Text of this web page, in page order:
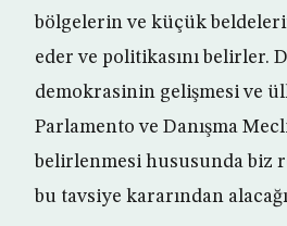
bölgelerin ve küçük
eder ve politikasını belirler.
demokrasinin gelişmesi ve
Parlamento ve Danışma
belirlenmesi hususunda biz
bu tavsiye kararından